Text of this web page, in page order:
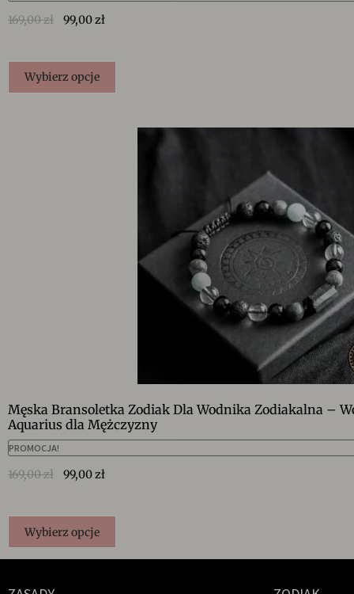
169,00zł 99,00zł
Wybierz opcje
Męska Bransoletka Zodiak Dla Wodnika Zodiakalna –
Aquarius dla Mężczyzny
PROMOCJA!
169,00zł 99,00zł
Wybierz opcje